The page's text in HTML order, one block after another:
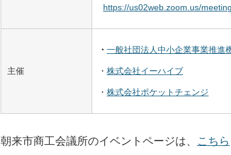
https://us02web .zoom.us/meetin
主催
・ 一般社団法人中小企業事業推進
・ 株式会社イーハイブ
・ 株式会社ポケットチェンジ
朝来市商工会議所のイベントページは、 こちら